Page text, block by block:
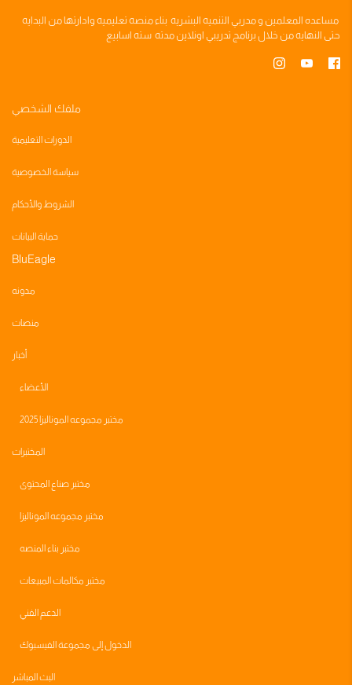
مساعده المعلمين ومدربي التنميه البشريه بناءمنصه تعليميه وادارتها من البدايه
حتى النهايه من خلال برنامج تدريبي اونلاين مدته سته اسابيع
ملفك الشخصي
الدورات التعليمية
سياسة الخصوصية
الشروط والأحكام
حماية البيانات
BluEagle
مدونه
منصات
أخبار
الأعضاء
مختبر مجموعه الموناليزا 2025
المختبرات
مختبر صناع المحتوى
مختبر مجموعه الموناليزا
مختبر بناء المنصه
مختبر مكالمات المبيعات
الدعم الفني
الدخول إلى مجموعة الفيسبوك
البث المباشر